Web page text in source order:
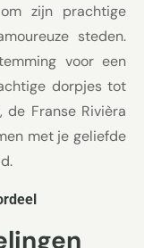
zijn prachtige
steden.
voor een
dorpjes tot
de Franse Rivièra
met je geliefde